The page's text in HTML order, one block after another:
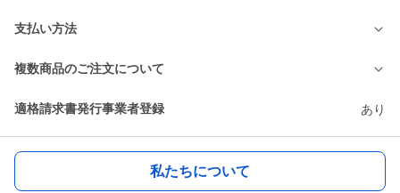
支払い方法
複数商品のご注文について
適格請求書発行事業者登録 あり
私たちについて